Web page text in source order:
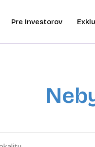
Pre Investorov